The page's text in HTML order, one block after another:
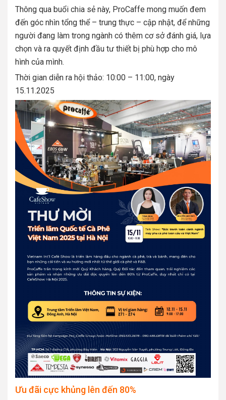
Thông qua buổi chia sẻ này, ProCaffe mong muốn đem
đến góc nhìn tổng thể – trung thực – cập nhật, để những
người đang làm trong ngành có thêm cơ sở đánh giá, lựa
chọn và ra quyết định đầu tư thiết bị phù hợp cho mô
hình của mình.
Thời gian diễn ra hội thảo: 10:00 – 11:00, ngày
15.11.2025
Ưu đãi cực khủng lên đến 80%